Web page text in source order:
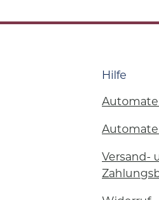
Hilfe
Versand-